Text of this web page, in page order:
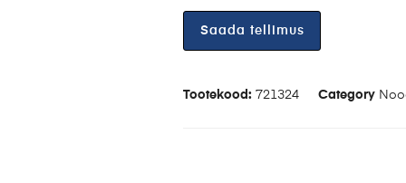
Tootekood: 721324 Category